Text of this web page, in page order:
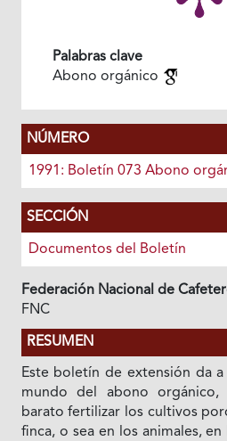
Palabras clave
Abono orgánico
NÚMERO
1991: Boletín 073 Abono
SECCIÓN
Documentos del Boletín
Federación Nacional de
FNC
RESUMEN
Este boletín de extensión da
mundo del abono
barato fertilizar los cultivos
finca, o sea en los animales,